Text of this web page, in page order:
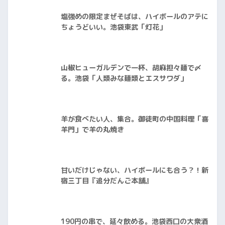
塩強めの限定まぜそばは、ハイボールのアテに
ちょうどいい。池袋東武「灯花」
山椒ヒューガルデンで一杯、胡麻担々麺で〆
る。池袋「人類みな麺類とエスサワダ」
羊が食べたい人、集合。御徒町の中国料理「喜
羊門」で羊の丸焼き
甘いだけじゃない、ハイボールにも合う？！新
宿三丁目『追分だんご本舗』
190円の串で、延々飲める。池袋西口の大衆酒